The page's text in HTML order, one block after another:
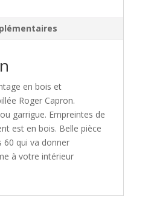
en bois et
Roger Capron.
garrigue. Empreintes de
est en bois. Belle pièce
60 qui va donner
à votre intérieur